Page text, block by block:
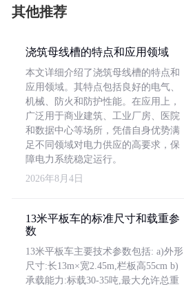
其他推荐
浇筑母线槽的特点和应用领域
本文详细介绍了浇筑母线槽的特点和
应用领域。其特点包括良好的电气、
机械、防火和防护性能。在应用上，
广泛用于商业建筑、工业厂房、医院
和数据中心等场所，凭借自身优势满
足不同领域对电力供应的高要求，保
障电力系统稳定运行。
2026年8月4日
13米平板车的标准尺寸和载重参
数
13米平板车主要技术参数包括: a)外形
尺寸:长13m×宽2.45m,栏板高55cm b)
承载能力:标载30-35吨,最大允许总重